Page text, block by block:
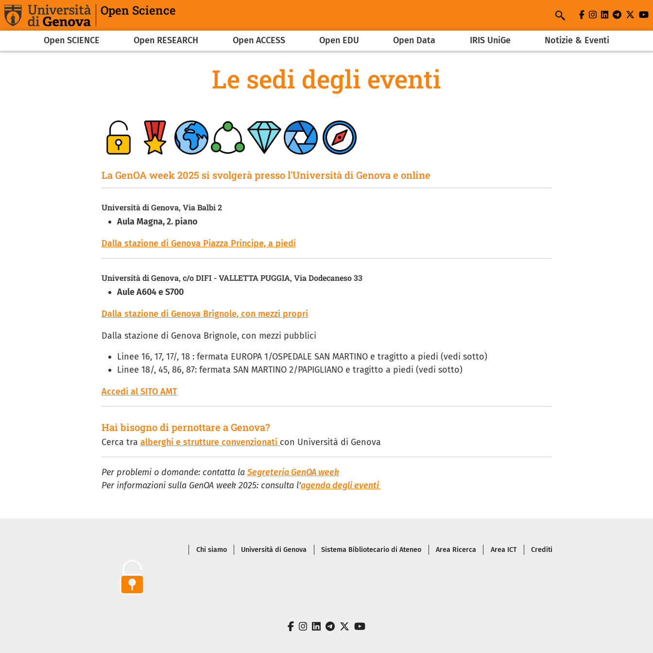
Skip to main content Open Science
Search
facebook
instagram
linkedin
Navigazione principale
Open SCIENCE Open RESEARCH Open ACCESS Open EDU Open Data IRIS UniGe Notizie & Eventi
Le sedi degli eventi
La GenOA week 2025 si svolgerà presso l'Università di Genova e online
Università di Genova, Via Balbi 2
Aula Magna, 2. piano
Dalla stazione di Genova Piazza Principe, a piedi
Università di Genova, c/o DIFI - VALLETTA PUGGIA, Via Dodecaneso 33
Aule A604 e S700
Dalla stazione di Genova Brignole, con mezzi propri
Dalla stazione di Genova Brignole, con mezzi pubblici
Linee 16, 17, 17/, 18 : fermata EUROPA 1/OSPEDALE SAN MARTINO e tragitto a piedi (vedi sotto)
Linee 18/, 45, 86, 87: fermata SAN MARTINO 2/PAPIGLIANO e tragitto a piedi (vedi sotto)
Accedi al SITO AMT
Hai bisogno di pernottare a Genova?
Cerca tra alberghi e strutture convenzionati con Università di Genova
Per problemi o domande: contatta la Segreteria GenOA week
Per informazioni sulla GenOA week 2025: consulta l'agenda degli eventi
Piè di pagina
Chi siamo Università di Genova Sistema Bibliotecario di Ateneo Area Ricerca Area ICT Crediti
facebook
instagram
linkedin
telegram
twitteryoutube